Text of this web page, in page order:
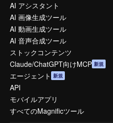
AI アシスタント
AI 画像生成ツール
AI 動画生成ツール
AI 音声合成ツール
ストックコンテンツ
Claude/ChatGPT向けMCP 新規
エージェント 新規
API
モバイルアプリ
すべてのMagnificツール